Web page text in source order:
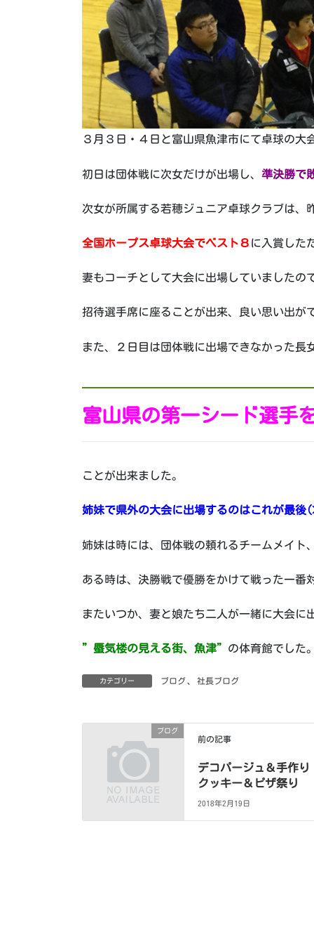
３月３日・４日と富山県魚津市にて卓球の
初日は団体戦に次女だけが出場し、 準決勝で
次女が所属する若穂ジュニア卓球クラブは、
全国ホープス卓球大会でベスト８ に入賞した
妻もコーチとして大会に出場していましたの
招待選手席に座ることが出来、良い思い出
また、２日目は団体戦に出場できなかった長
富山県の第一シード選手
ことが出来ました。
姉妹で県外の大会に出場するのはこれが最後
姉妹は時には、団体戦の頼れるチームメイト
ある時は、決勝戦で優勝をかけて戦った一番
またいつか、妻と娘たち二人が一緒に大会に
”蜃気楼の見える街、魚津” の体育館でした
カテゴリー ブログ 社長ブログ
ブログ
前の記事
デコパージュ＆手作り
クッキー＆ピザ祭り
2018年2月19日